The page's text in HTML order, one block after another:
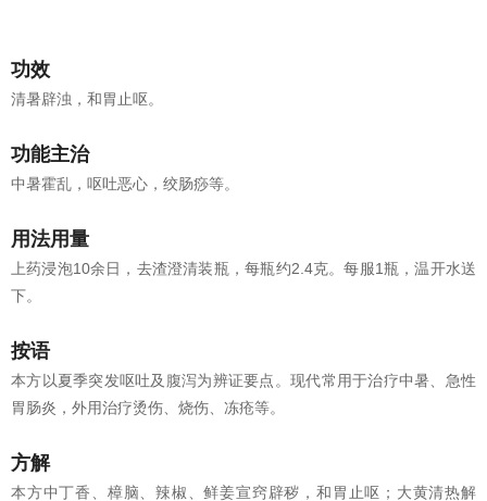
功效
清暑辟浊，和胃止呕。
功能主治
中暑霍乱，呕吐恶心，绞肠痧等。
用法用量
上药浸泡10余日，去渣澄清装瓶，每瓶约2.4克。每服1瓶，温开水送
下。
按语
本方以夏季突发呕吐及腹泻为辨证要点。现代常用于治疗中暑、急性
胃肠炎，外用治疗烫伤、烧伤、冻疮等。
方解
本方中丁香、樟脑、辣椒、鲜姜宣窍辟秽，和胃止呕；大黄清热解